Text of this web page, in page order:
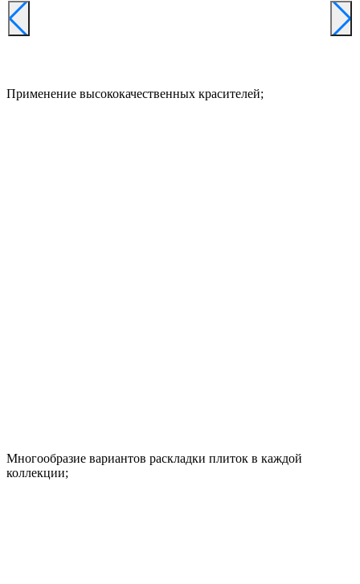
Применение высококачественных красителей;
Многообразие вариантов раскладки плиток в каждой
коллекции;